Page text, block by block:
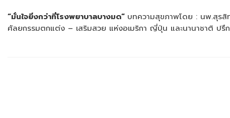
“มั่นใจยิ่งกว่าที่โรงพยาบาลบางมด” บทความสุขภาพโดย : นพ.สุรสิ
ศัลยกรรมตกแต่ง – เสริมสวย แห่งอเมริกา ญี่ปุ่น และนานาชาติ ป